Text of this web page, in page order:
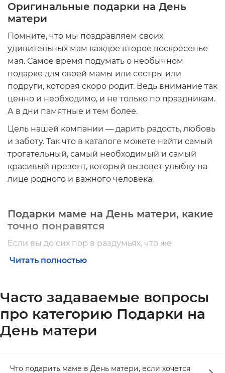
Оригинальные подарки на День
матери
Помните, что мы поздравляем своих
удивительных мам каждое второе воскресенье
мая. Самое время подумать о необычном
подарке для своей мамы или сестры или
подруги, которая скоро родит. Ведь внимание так
ценно и необходимо, и не только по праздникам.
А в дни памятные и тем более.
Цель нашей компании — дарить радость, любовь
и заботу. Так что в каталоге можете найти самый
трогательный, самый необходимый и самый
красивый презент, который вызовет улыбку на
лице родного и важного человека.
Подарки маме на День матери, какие
точно понравятся
Если вы до сих пор в раздумьях, что же
преподнести самому близкому человеку, то у нас
Среди наших товаров есть многооригинальных
подарков ко Дню матери . Вспомните, что любит
ваша мама, чем интересуется, что нравится, а что
обожает. Знаем, что каждая мама любит посуду. А
Читать полностью
Часто задаваемые вопросы
про категорию Подарки на
День матери
Что подарить маме в День матери, если хочется